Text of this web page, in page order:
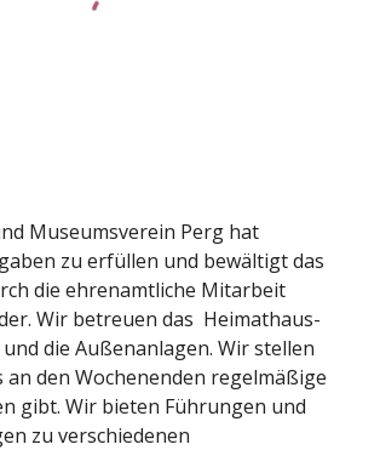
Museumsverein Perg hat
zu erfüllen und bewältigt das
die ehrenamtliche Mitarbeit
Wir betreuen das Heimathaus-
die Außenanlagen. Wir stellen
an den Wochenenden regelmäßige
gibt. Wir bieten Führungen und
zu verschiedenen